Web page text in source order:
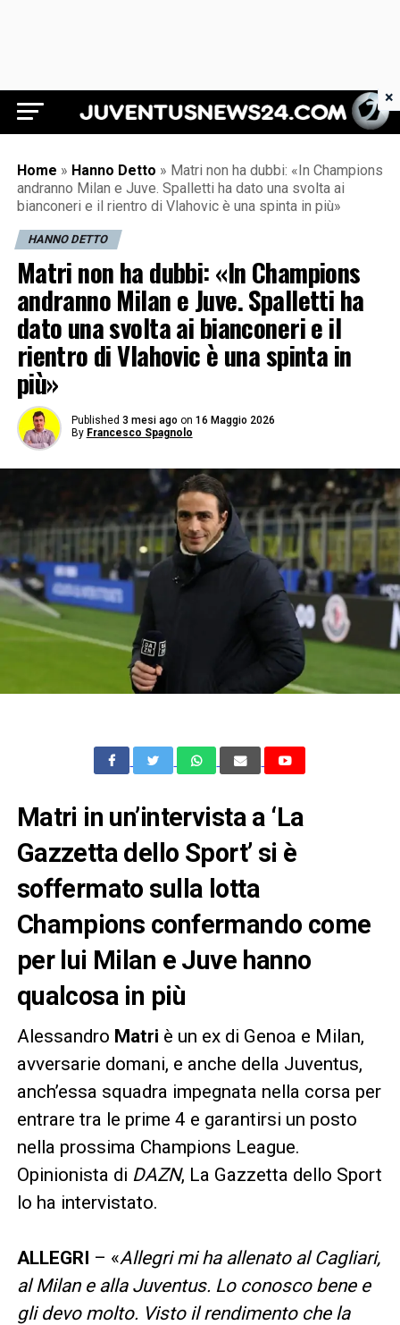
Juventus News 24
Home » Hanno Detto » Matri non ha dubbi: «In Champions
andranno Milan e Juve. Spalletti ha dato una svolta ai
bianconeri e il rientro di Vlahovic è una spinta in più»
HANNO DETTO
Matri non ha dubbi: «In Champions
andranno Milan e Juve. Spalletti ha
dato una svolta ai bianconeri e il
rientro di Vlahovic è una spinta in
più»
Published 3 mesi ago on 16 Maggio 2026
By Francesco Spagnolo
Matri in un’intervista a ‘La
Gazzetta dello Sport’ si è
soffermato sulla lotta
Champions confermando come
per lui Milan e Juve hanno
qualcosa in più
Alessandro Matri è un ex di Genoa e Milan,
avversarie domani, e anche della Juventus,
anch’essa squadra impegnata nella corsa per
entrare tra le prime 4 e garantirsi un posto
nella prossima Champions League.
Opinionista di DAZN, La Gazzetta dello Sport
lo ha intervistato.
ALLEGRI – «Allegri mi ha allenato al Cagliari,
al Milan e alla Juventus. Lo conosco bene e
gli devo molto. Visto il rendimento che la
×